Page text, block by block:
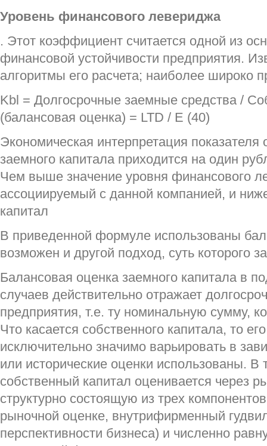
Уровень финансового левериджа
. Этот коэффициент считается одной из
финансовой устойчивости предприятия.
алгоритмы его расчета; наиболее широко
Kbl = Долгосрочные заемные средства /
(балансовая оценка) = LTD / E (40)
Экономическая интерпретация показателя
заемного капитала приходится на один
Чем выше значение уровня финансового
ассоциируемый с данной компанией, и
капитал
В приведенной формуле использованы
возможен и другой подход, суть которого
Балансовая оценка заемного капитала в
случаев действительно отражает
предприятия, т.е. ту номинальную сумму,
Что касается собственного капитала, то
исключительно значимо варьировать в
или исторические оценки использованы. В
собственный капитал оценивается через
структурно состоящую из трех
рыночной оценке, внутрифирменный
перспективности бизнеса) и численно